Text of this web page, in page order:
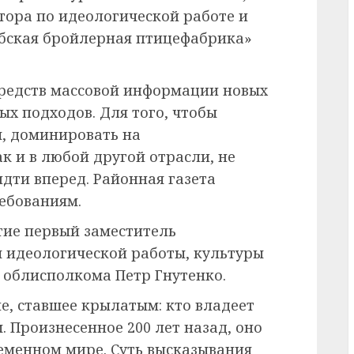
по идеологической работе и
бройлерная птицефабрика»
массовой информации новых
подходов. Для того, чтобы
доминировать на
и в любой другой отрасли, не
вперед. Районная газета
первый заместитель
работы, культуры
Петр Гнутенко.
ставшее крылатым: кто владеет
200 лет назад, оно
мире. Суть высказывания